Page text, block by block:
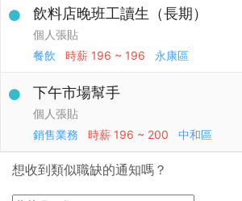
飲料店晚班工讀生（長期）
個人張貼
餐飲
時薪 196 ~ 196 永康區
下午市場幫手
個人張貼
銷售業務
時薪 196 ~ 200 中和區
想收到類似職缺的通知嗎？